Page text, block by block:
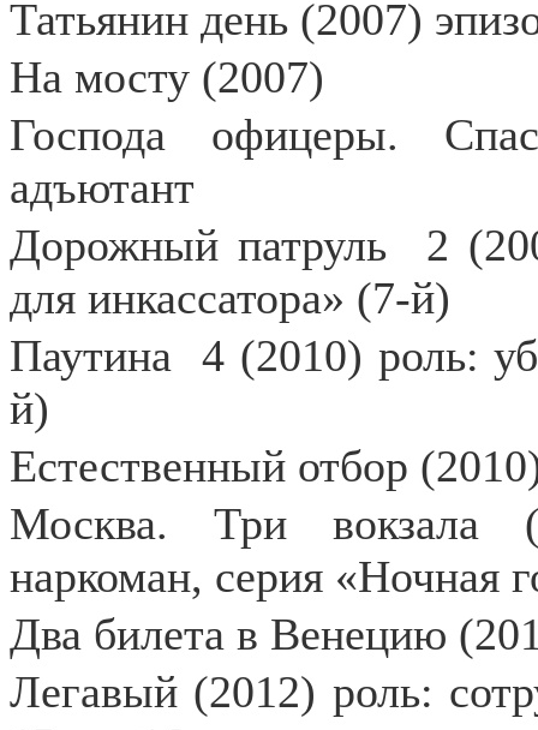
Татьянин день (2007)
На мосту (2007)
Господа офицеры.
адъютант
Дорожный патруль
2
для инкассатора» (7-й)
Паутина
4 (2010) роль:
й)
Естественный отбор
Москва. Три вокзала
наркоман, серия «Ночная
Два билета в Венецию
Легавый (2012) роль: